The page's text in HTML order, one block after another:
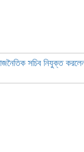
সচিব নিযুক্ত